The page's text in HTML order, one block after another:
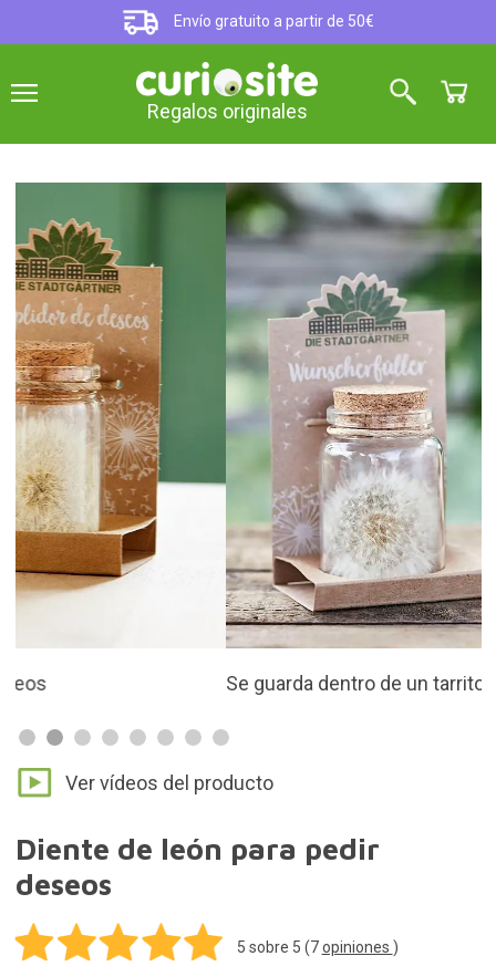
Envío gratuito a partir de 50€
Regalos originales
Se guarda dentro de un tarrito de cristal
Ver vídeos del producto
Diente de león para pedir
deseos
5 sobre 5 (7 opiniones )